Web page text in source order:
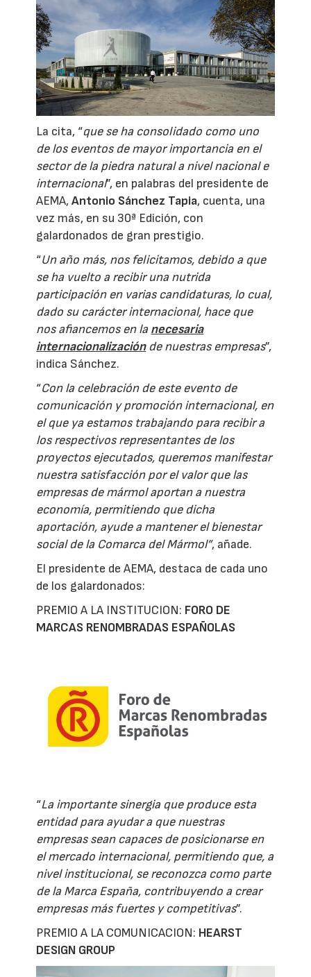
La cita, “que se ha consolidado como uno
de los eventos de mayor importancia en el
sector de la piedra natural a nivel nacional e
internacional”, en palabras del presidente de
AEMA,Antonio Sánchez Tapia, cuenta, una
vez más, en su 30ª Edición, con
galardonados de gran prestigio.
“Un año más, nos felicitamos, debido a que
se ha vuelto a recibir una nutrida
participación en varias candidaturas, lo cual,
dado su carácter internacional, hace que
nos afiancemos en la necesaria
internacionalizaciónde nuestras empresas”,
indica Sánchez.
“Con la celebración de este evento de
comunicación y promoción internacional, en
el que ya estamos trabajando para recibir a
los respectivos representantes de los
proyectos ejecutados, queremos manifestar
nuestra satisfacción por el valor que las
empresas de mármol aportan a nuestra
economía, permitiendo que dicha
aportación, ayude a mantener el bienestar
social de la Comarca del Mármol”, añade.
El presidente de AEMA, destaca de cada uno
de los galardonados:
PREMIO A LA INSTITUCION: FORO DE
MARCAS RENOMBRADAS ESPAÑOLAS
“La importante sinergia que produce esta
entidad para ayudar a que nuestras
empresas sean capaces de posicionarse en
el mercado internacional, permitiendo que, a
nivel institucional, se reconozca como parte
de la Marca España, contribuyendo a crear
empresas más fuertes y competitivas”.
PREMIO A LA COMUNICACION: HEARST
DESIGN GROUP